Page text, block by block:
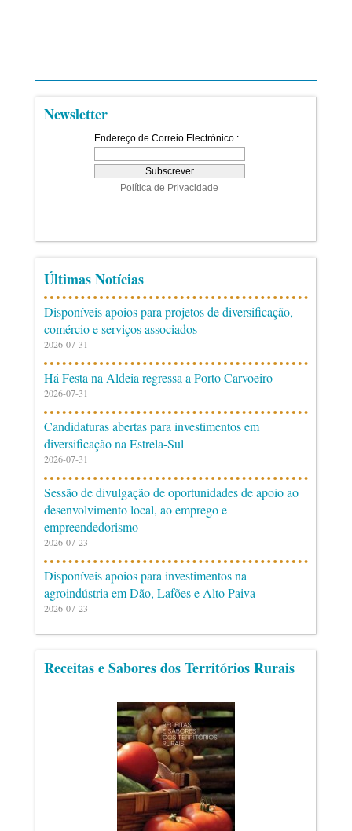
Newsletter
Últimas Notícias
Disponíveis apoios para projetos de diversificação,
comércio e serviços associados
2026-07-31
Há Festa na Aldeia regressa a Porto Carvoeiro
2026-07-31
Candidaturas abertas para investimentos em
diversificação na Estrela-Sul
2026-07-31
Sessão de divulgação de oportunidades de apoio ao
desenvolvimento local, ao emprego e
empreendedorismo
2026-07-23
Disponíveis apoios para investimentos na
agroindústria em Dão, Lafões e Alto Paiva
2026-07-23
Receitas e Sabores dos Territórios Rurais